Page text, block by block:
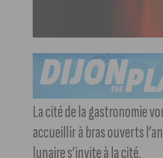
La cité de la gastronomie
accueillir à bras ouverts
lunaire s’invite à la cité.